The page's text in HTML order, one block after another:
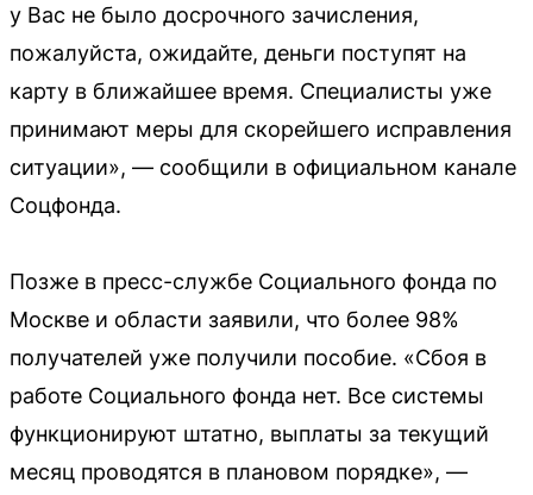
у Вас не было досрочного зачисления,
пожалуйста, ожидайте, деньги поступят на
карту в ближайшее время. Специалисты уже
принимают меры для скорейшего исправления
ситуации», — сообщили в официальном канале
Соцфонда.
Позже в пресс-службе Социального фонда по
Москве и области заявили, что более 98%
получателей уже получили пособие. «Сбоя в
работе Социального фонда нет. Все системы
функционируют штатно, выплаты за текущий
месяц проводятся в плановом порядке», —